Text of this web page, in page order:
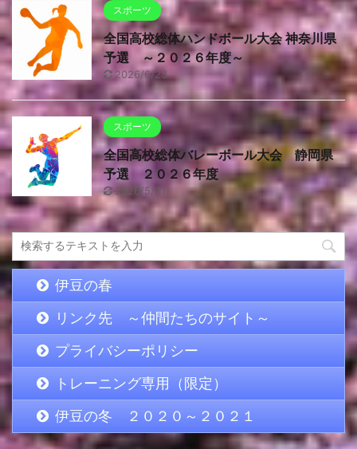
スポーツ
全国高校総体ハンドボール大会 神奈川県
予選 ～２０２６年度～
2026/6/23
スポーツ
全国高校総体バレーボール大会 静岡県
予選 ２０２６年度
2026/5/31
伊豆の春
リンク先 ～仲間たちのサイト～
プライバシーポリシー
トレーニング専用（限定）
伊豆の冬 ２０２０～２０２１